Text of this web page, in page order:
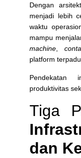
Dengan
menjadi lebih
waktu
mampu
machine ,
platform terpadu.
Pendekatan
produktivitas
Tiga
dan